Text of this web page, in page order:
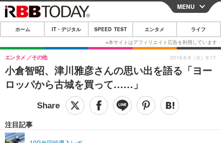
CLOSE
ホーム
IT・デジタル
IT・デジタルTOP スマートフォン
ショッピング その他
SPEED TEST
エンタメTOP 映画・ドラマ
ライフTOP
リリース一覧
MENU
ホーム IT・デジタル SPEED TEST エンタメ ライフ
小倉智昭、津川雅彦さんの思い出を語る「ヨー
ロッパから古城を買って……」
エンタメ その他
注目記事
2018.8.8（水）9:17